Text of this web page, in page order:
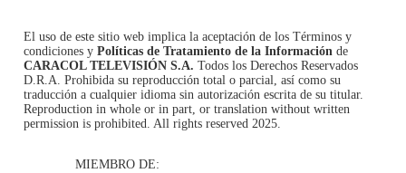
El uso de este sitio web implica la aceptación de los Términos y
condiciones y Políticas de Tratamiento de la Información de
CARACOL TELEVISIÓN S.A. Todos los Derechos Reservados
D.R.A. Prohibida su reproducción total o parcial, así como su
traducción a cualquier idioma sin autorización escrita de su titular.
Reproduction in whole or in part, or translation without written
permission is prohibited. All rights reserved 2025.
MIEMBRO DE: